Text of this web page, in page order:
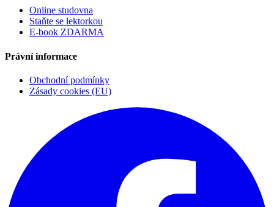
Online studovna
Staňte se lektorkou
E-book ZDARMA
Právní informace
Obchodní podmínky
Zásady cookies (EU)